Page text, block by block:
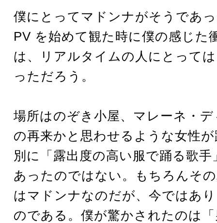
僕にとってマドンナがそうであ
PV を始めて観た時に僕の感じた
は、リアルタイムの人にとって
っただろう。
場所はのぞき小屋、マレーネ・
の再来かと思わせるような女性
別に「露出度の高い服で踊る歌手
あったのではない。もちろんそ
はマドンナなのだが、今ではあ
のである。僕が驚かされたのは